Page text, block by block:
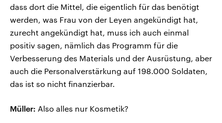
dass dort die Mittel, die eigentlich für das benötigt
werden, was Frau von der Leyen angekündigt hat,
zurecht angekündigt hat, muss ich auch einmal
positiv sagen, nämlich das Programm für die
Verbesserung des Materials und der Ausrüstung, aber
auch die Personalverstärkung auf 198.000 Soldaten,
das ist so nicht finanzierbar.
Müller: Also alles nur Kosmetik?